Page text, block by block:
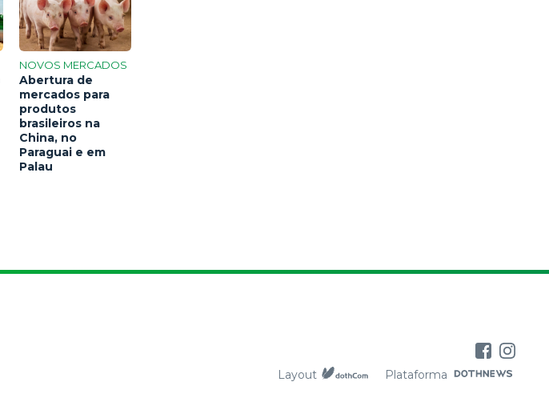
NOVOS MERCADOS
Abertura de
mercados para
produtos
brasileiros na
China, no
Paraguai e em
Palau
Layout Plataforma